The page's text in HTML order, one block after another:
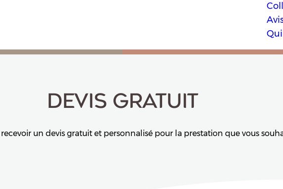
DEVIS GRATUIT
un devis gratuit et personnalisé pour la prestation que vous